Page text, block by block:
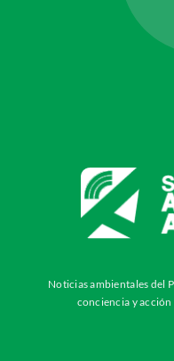
Noticias ambientales del
conciencia y